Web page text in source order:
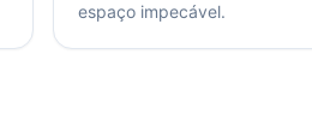
espaço impecável.